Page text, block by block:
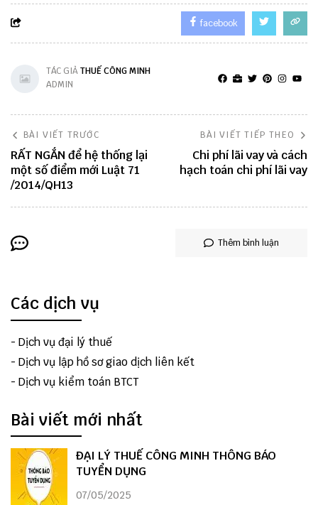
facebook
TÁC GIẢTHUẾ CÔNG MINH
ADMIN
BÀI VIẾT TRƯỚC
RẤT NGẮN để hệ thống lại
một số điểm mới Luật 71
/2014/QH13
BÀI VIẾT TIẾP THEO
Chi phí lãi vay và cách
hạch toán chi phí lãi vay
Thêm bình luận
Các dịch vụ
- Dịch vụ đại lý thuế
- Dịch vụ lập hồ sơ giao dịch liên kết
- Dịch vụ kiểm toán BTCT
Bài viết mới nhất
ĐẠI LÝ THUẾ CÔNG MINH THÔNG BÁO
TUYỂN DỤNG
07/05/2025